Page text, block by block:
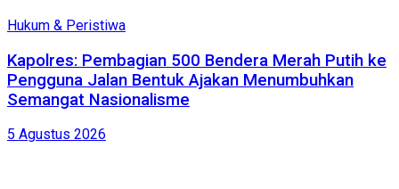
Hukum & Peristiwa
Kapolres: Pembagian 500 Bendera Merah Putih ke
Pengguna Jalan Bentuk Ajakan Menumbuhkan
Semangat Nasionalisme
5 Agustus 2026